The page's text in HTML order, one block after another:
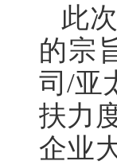
此
的宗
司/亚
扶力
企业